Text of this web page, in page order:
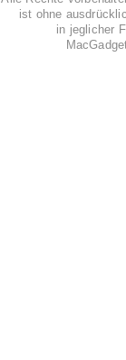
ist ohne
in jeglicher